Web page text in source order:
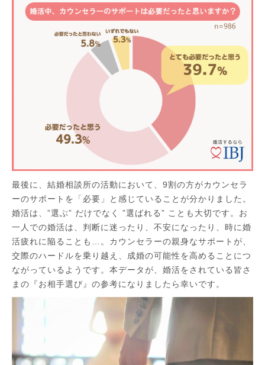
最後に、結婚相談所の活動において、9割の方がカウンセラ
ーのサポートを「必要」と感じていることが分かりました。
婚活は、”選ぶ” だけでなく ”選ばれる” ことも大切です。お
一人での婚活は、判断に迷ったり、不安になったり、時に婚
活疲れに陥ることも…。カウンセラーの親身なサポートが、
交際のハードルを乗り越え、成婚の可能性を高めることにつ
ながっているようです。本データが、婚活をされている皆さ
まの『お相手選び』の参考になりましたら幸いです。